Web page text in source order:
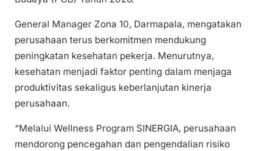
General Manager Zona 10, Darmapala, mengatakan
perusahaan terus berkomitmen mendukung
peningkatan kesehatan pekerja. Menurutnya,
kesehatan menjadi faktor penting dalam menjaga
produktivitas sekaligus keberlanjutan kinerja
perusahaan.
“Melalui Wellness Program SINERGIA, perusahaan
mendorong pencegahan dan pengendalian risiko